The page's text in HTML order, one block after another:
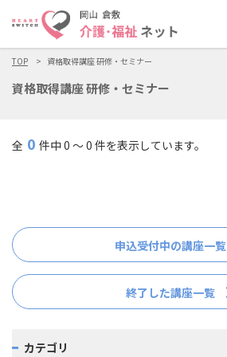
TOP 資格取得講座 研修・セミナー
資格取得講座 研修・セミナー
全 0 件中 0 ～ 0 件を表示しています。
申込受付中の講座一覧
終了した講座一覧
カテゴリ